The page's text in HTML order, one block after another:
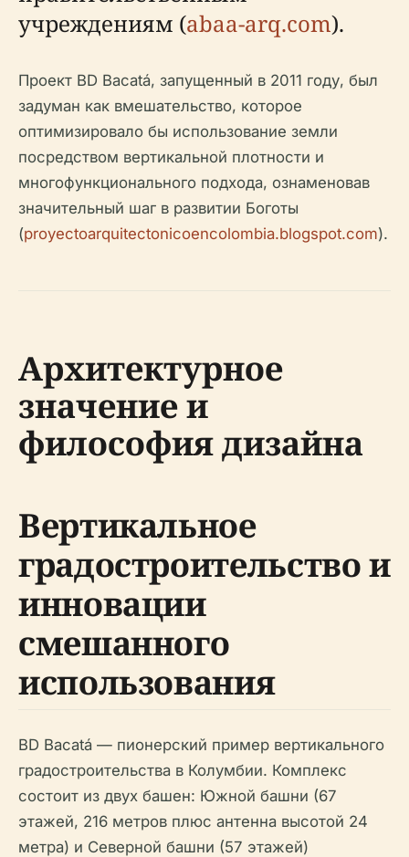
учреждениям (abaa-arq.com).
Проект BD Bacatá, запущенный в 2011 году, был
задуман как вмешательство, которое
оптимизировало бы использование земли
посредством вертикальной плотности и
многофункционального подхода, ознаменовав
значительный шаг в развитии Боготы
(proyectoarquitectonicoencolombia.blogspot.com).
Архитектурное
значение и
философия дизайна
Вертикальное
градостроительство и
инновации
смешанного
использования
BD Bacatá — пионерский пример вертикального
градостроительства в Колумбии. Комплекс
состоит из двух башен: Южной башни (67
этажей, 216 метров плюс антенна высотой 24
метра) и Северной башни (57 этажей)